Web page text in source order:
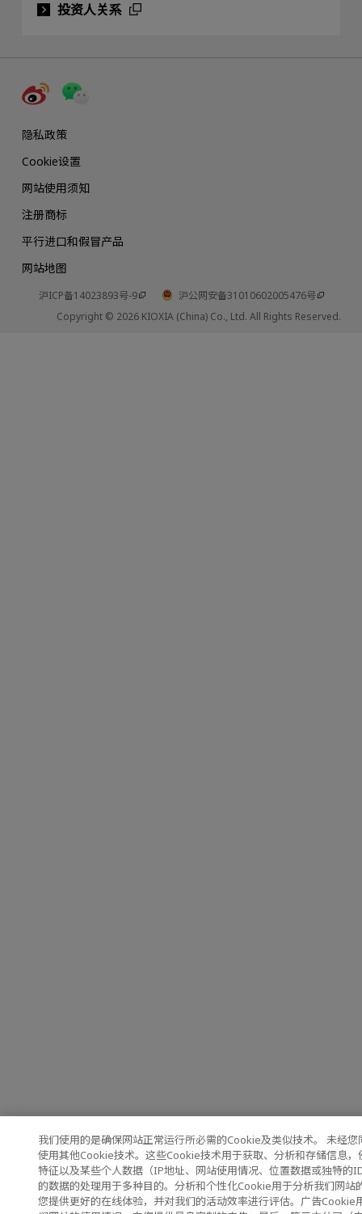
投资人关系
隐私政策
Cookie设置
网站使用须知
注册商标
平行进口和假冒产品
网站地图
沪ICP备14023893号-9
沪公网安备31010602005476号
Copyright © 2026 KIOXIA (China) Co., Ltd. All Rights Reserved.
我们使用的是确保网站正常运行所必需的Cookie及类似技术。 未经您
使用其他Cookie技术。这些Cookie技术用于获取、分析和存储信息，
特征以及某些个人数据（IP地址、网站使用情况、位置数据或独特的
的数据的处理用于多种目的。分析和个性化Cookie用于分析我们网站
您提供更好的在线体验，并对我们的活动效率进行评估。广告Cookie